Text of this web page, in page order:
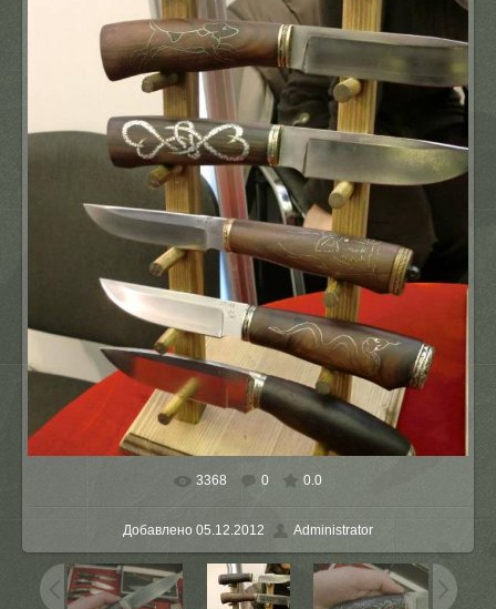
В реальном размере 720x960
3368 0 0.0
Добавлено 05.12.2012 Administrator